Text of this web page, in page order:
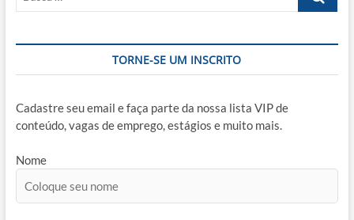
TORNE-SE UM INSCRITO
Cadastre seu email e faça parte da nossa lista VIP de
conteúdo, vagas de emprego, estágios e muito mais.
Nome